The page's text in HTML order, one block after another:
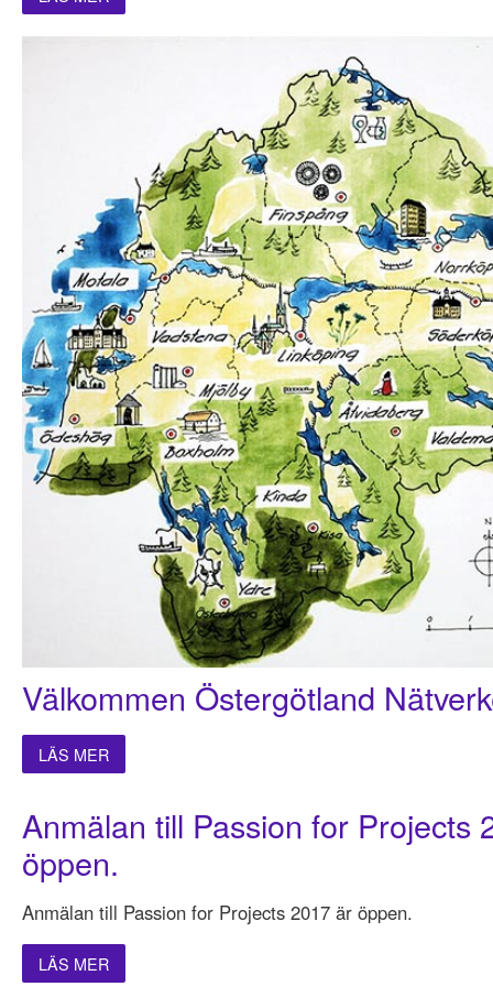
Välkommen Östergötland
LÄS MER
Anmälan till Passion for Projects
öppen.
Anmälan till Passion for Projects 2017 är öppen.
LÄS MER